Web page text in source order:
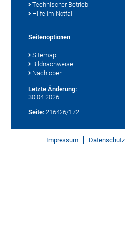
Technischer Betrieb
Hilfe im Notfall
Seitenoptionen
Sitemap
Bildnachweise
Nach oben
Letzte Änderung:
30.04.2026
Seite: 216426/172
Impressum Datenschutz